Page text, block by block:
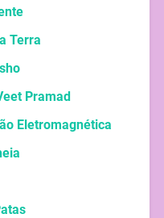
Terra
Pramad
Eletromagnética